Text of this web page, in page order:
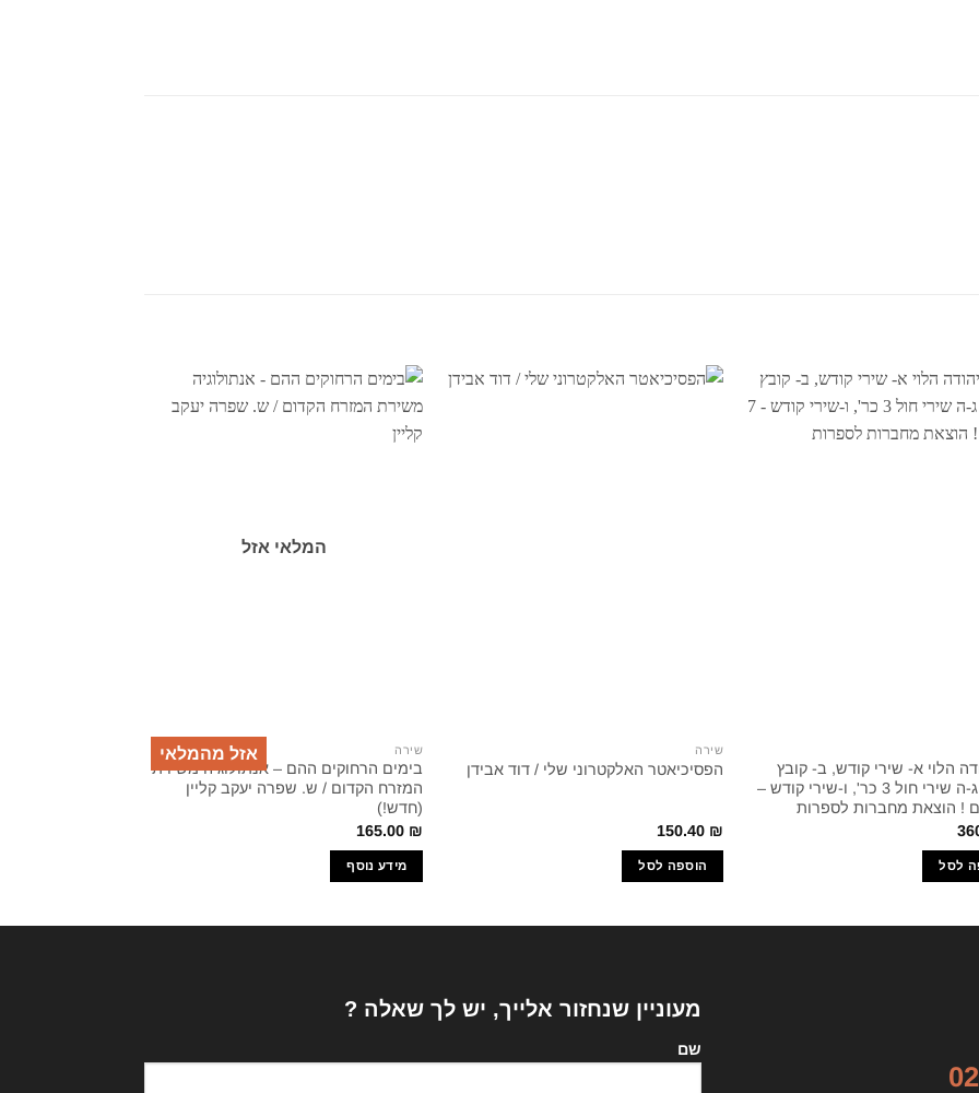
הלוי א- שירי קודש, ב- קובץ
ריה"ל, ג-ה שירי חול 3 כר', ו-שירי קודש –
לסל
שירה
הפסיכיאטר האלקטרוני שלי / דוד אבידן
150.40 ₪
הוספה לסל
המלאי אזל
אזל מהמלאי שירה
בימים הרחוקים ההם – אנתולוגיה משירת
המזרח הקדום / ש. שפרה יעקב קליין
(חדש!)
165.00 ₪
מידע נוסף
מעוניין שנחזור אלייך, יש לך שאלה ?
שם